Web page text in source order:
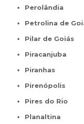
Perolândia
Petrolina de
Pilar de Goiás
Piracanjuba
Piranhas
Pirenópolis
Pires do Rio
Planaltina